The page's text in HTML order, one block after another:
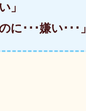
」
に･･･嫌い･･･」